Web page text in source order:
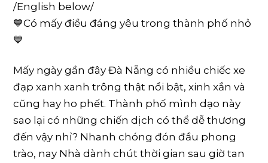
/English below/
💙Có mấy điều đáng yêu trong thành phố nhỏ
💙
Mấy ngày gần đây Đà Nẵng có nhiều chiếc xe
đạp xanh xanh trông thật nổi bật, xinh xắn và
cũng hay ho phết. Thành phố mình dạo này
sao lại có những chiến dịch có thể dễ thương
đến vậy nhỉ? Nhanh chóng đón đầu phong
trào, nay Nhà dành chút thời gian sau giờ tan